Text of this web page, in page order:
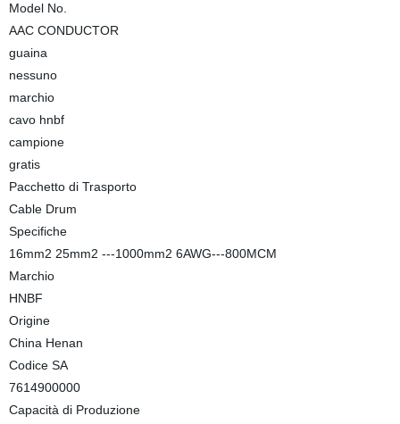
Model No.
AAC CONDUCTOR
guaina
nessuno
marchio
cavo hnbf
campione
gratis
Pacchetto di Trasporto
Cable Drum
Specifiche
16mm2 25mm2 ---1000mm2 6AWG---800MCM
Marchio
HNBF
Origine
China Henan
Codice SA
7614900000
Capacità di Produzione